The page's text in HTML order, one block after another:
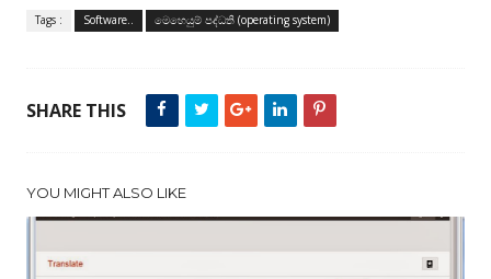
Tags : Software.. මෙහෙයුම් පද්ධති (operating system)
SHARE THIS
YOU MIGHT ALSO LIKE